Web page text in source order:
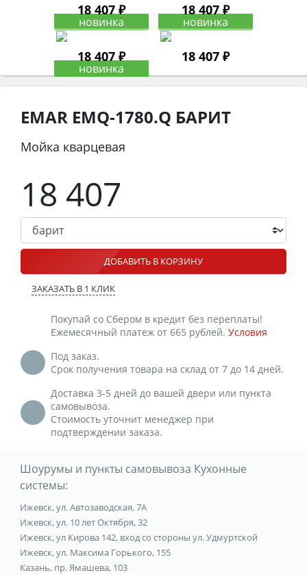
18 407 ₽ 18 407 ₽
18 407 ₽ 18 407 ₽
EMAR EMQ-1780.Q БАРИТ
Мойка кварцевая
18 407
ДОБАВИТЬ В КОРЗИНУ
ЗАКАЗАТЬ В 1 КЛИК
Покупай со Сбером в кредит без переплаты!
Ежемесячный платеж от 665 рублей. Условия
Под заказ.
Срок получения товара на склад от 7 до 14 дней.
Доставка 3-5 дней до вашей двери или пункта
самовывоза.
Стоимость уточнит менеджер при
подтверждении заказа.
Шоурумы и пункты самовывоза Кухонные
системы:
Ижевск, ул. Автозаводская, 7А
Ижевск, ул. 10 лет Октября, 32
Ижевск, ул Кирова 142, вход со стороны ул. Удмуртской
Ижевск, ул. Максима Горького, 155
Казань, пр. Ямашева, 103